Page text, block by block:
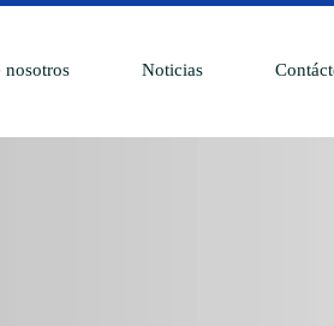
nosotros Noticias